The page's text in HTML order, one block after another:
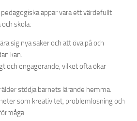
appar vara ett värdefullt
skola:
sig nya saker och att öva på och
kan.
och engagerande, vilket ofta ökar
stödja barnets lärande hemma.
som kreativitet, problemlösning och